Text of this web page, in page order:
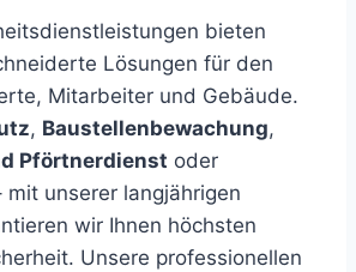
bieten
Lösungen für den
Mitarbeiter und Gebäude.
, Baustellenbewachung,
Pförtnerdienst oder
mit unserer langjährigen
wir Ihnen höchsten
Unsere professionellen